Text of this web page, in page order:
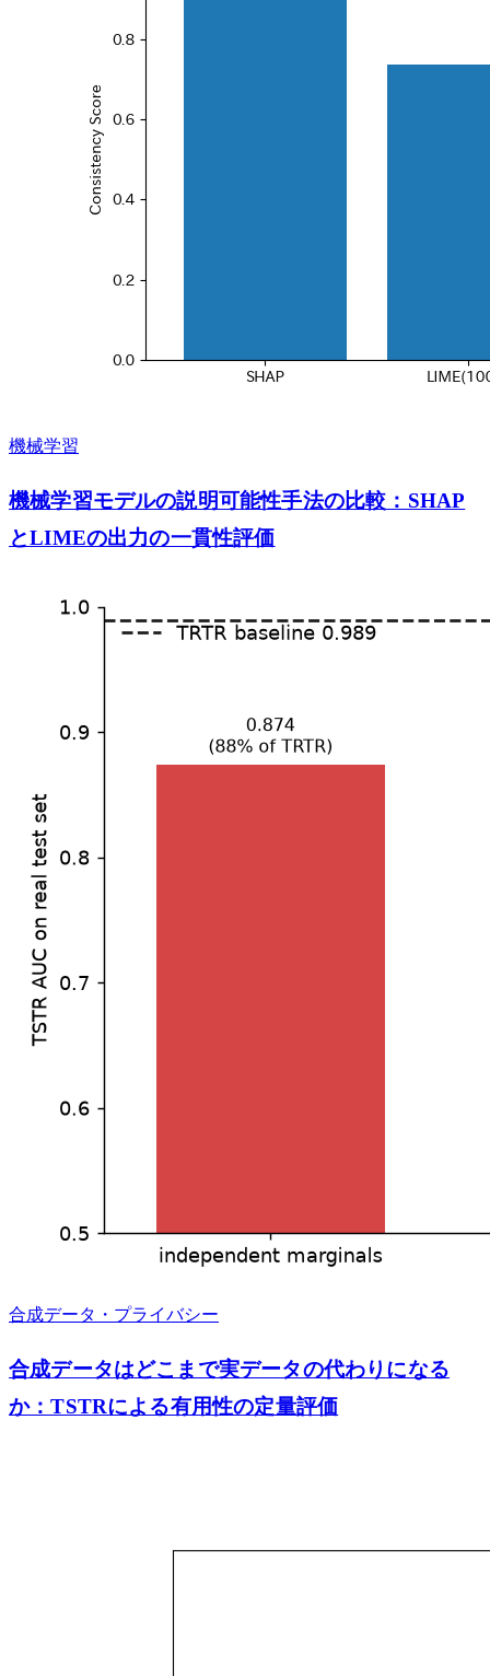
機械学習
機械学習モデルの説明可能性手法の比較：SHAP
とLIMEの出力の一貫性評価
合成データ・プライバシー
合成データはどこまで実データの代わりになる
か：TSTRによる有用性の定量評価